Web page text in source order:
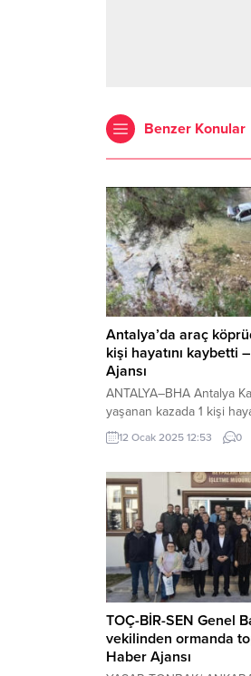
Benzer Konular
Antalya’da araç
kişi hayatını kaybetti
Ajansı
ANTALYA–BHA Antalya
yaşanan kazada 1 kişi
Sabah saatlerinde etkili
nedeniyle kayganlaşan
düştü. Araçta bulunan 19
Süleyman Gülcü, hayatını
12 Ocak 2025 12:53 0
TOÇ-BİR-SEN Genel
vekilinden ormanda
Haber Ajansı